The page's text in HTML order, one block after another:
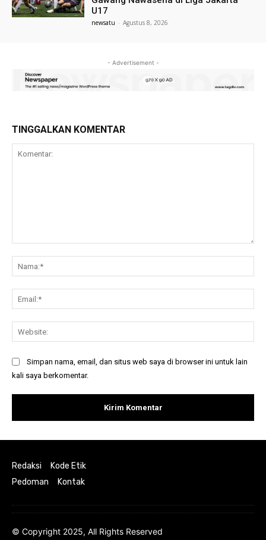
U17
newsatu - Agustus 8, 2026
- Advertisement -
TINGGALKAN KOMENTAR
Simpan nama, email, dan situs web saya di browser ini untuk lain
kali saya berkomentar.
Redaksi
Kode Etik
Pedoman
Kontak
© Copyright 2025, All Rights Reserved